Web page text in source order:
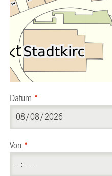
Datum *
Von *